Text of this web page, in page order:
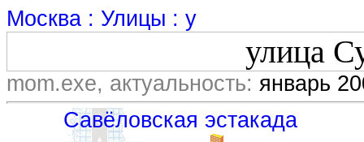
Москва : Улицы : у
улица
mom.exe, актуальность: январь
Савёловская эстакада